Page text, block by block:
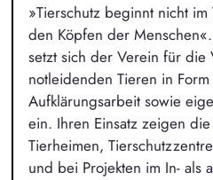
»Tierschutz beginnt nicht
den Köpfen der
setzt sich der Verein für die
notleidenden Tieren in
Aufklärungsarbeit sowie
ein. Ihren Einsatz zeigen
Tierheimen,
und bei Projekten im In- als